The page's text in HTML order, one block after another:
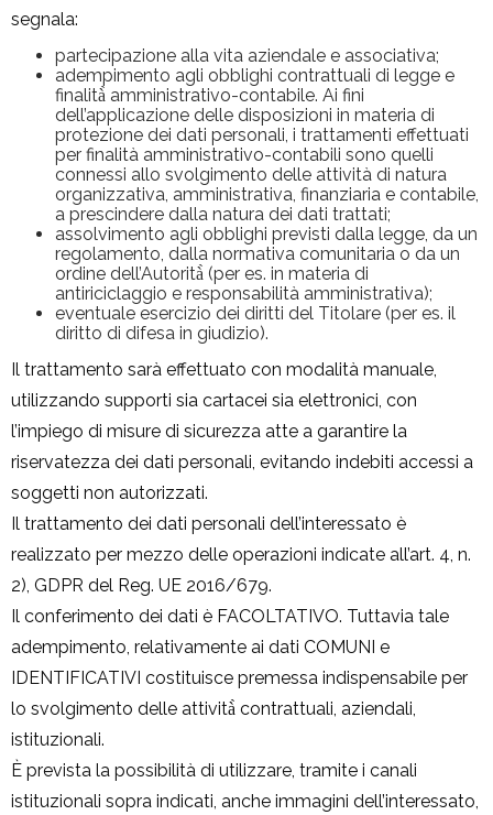
segnala:
partecipazione alla vita aziendale e associativa;
adempimento agli obblighi contrattuali di legge e
finalità̀ amministrativo-contabile. Ai fini
dell’applicazione delle disposizioni in materia di
protezione dei dati personali, i trattamenti effettuati
per finalità amministrativo-contabili sono quelli
connessi allo svolgimento delle attività di natura
organizzativa, amministrativa, finanziaria e contabile,
a prescindere dalla natura dei dati trattati;
assolvimento agli obblighi previsti dalla legge, da un
regolamento, dalla normativa comunitaria o da un
ordine dell’Autorità̀ (per es. in materia di
antiriciclaggio e responsabilità amministrativa);
eventuale esercizio dei diritti del Titolare (per es. il
diritto di difesa in giudizio).
Il trattamento sarà effettuato con modalità manuale,
utilizzando supporti sia cartacei sia elettronici, con
l’impiego di misure di sicurezza atte a garantire la
riservatezza dei dati personali, evitando indebiti accessi a
soggetti non autorizzati.
Il trattamento dei dati personali dell’interessato è
realizzato per mezzo delle operazioni indicate all’art. 4, n.
2), GDPR del Reg. UE 2016/679.
Il conferimento dei dati è FACOLTATIVO. Tuttavia tale
adempimento, relativamente ai dati COMUNI e
IDENTIFICATIVI costituisce premessa indispensabile per
lo svolgimento delle attività̀ contrattuali, aziendali,
istituzionali.
È prevista la possibilità di utilizzare, tramite i canali
istituzionali sopra indicati, anche immagini dell’interessato,